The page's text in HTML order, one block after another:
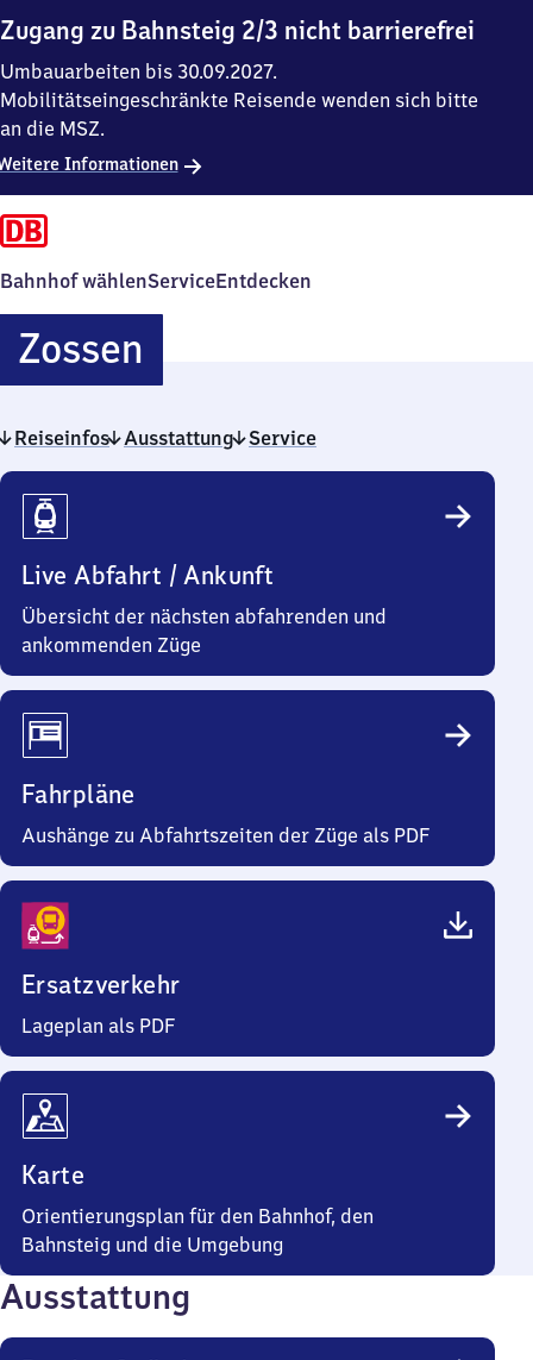
Zugang zu Bahnsteig 2/3 nicht barrierefrei
Umbauarbeiten bis 30.09.2027.
Mobilitätseingeschränkte Reisende wenden sich bitte
an die MSZ.
Informationen
Bahnhof wählenServiceEntdecken
ZossenZossen
Reiseinfos Ausstattung Service
Reiseinfos
Live Abfahrt / Ankunft
Übersicht der nächsten abfahrenden und
ankommenden Züge
Fahrpläne
Aushänge zu Abfahrtszeiten der Züge als PDF
Ersatzverkehr
Lageplan als PDF
Karte
Orientierungsplan für den Bahnhof, den
Bahnsteig und die Umgebung
Ausstattung